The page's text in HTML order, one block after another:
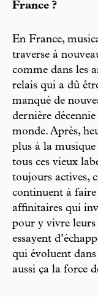
France ?
En France,
traverse à
comme dans les
relais qui a dû
manqué de
dernière
monde. Après,
plus à la
tous ces vieux
toujours actives,
continuent à
affinitaires qui
pour y vivre
essayent
qui évoluent dans
aussi ça la force